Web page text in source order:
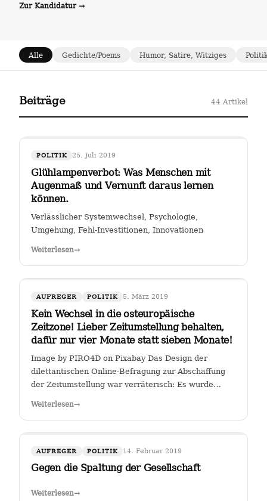
Zur Kandidatur →
Alle Gedichte/Poems Humor, Satire, Witziges
Beiträge 44 Artikel
POLITIK 25. Juli 2019
Glühlampenverbot: Was Menschen mit
Augenmaß und Vernunft daraus lernen
können.
Verlässlicher Systemwechsel, Psychologie,
Umgehung, Fehl-Investitionen, Innovationen
Weiterlesen→
AUFREGER POLITIK 5. März 2019
Kein Wechsel in die osteuropäische
Zeitzone! Lieber Zeitumstellung behalten,
dafür nur vier Monate statt sieben Monate!
Image by PIRO4D on Pixabay Das Design der
dilettantischen Online-Befragung zur Abschaffung
der Zeitumstellung war verräterisch: Es wurde
Weiterlesen→
AUFREGER POLITIK 14. Februar 2019
Gegen die Spaltung der Gesellschaft
Weiterlesen→